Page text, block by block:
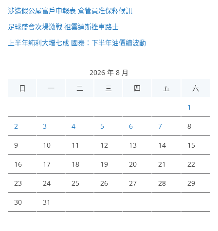
涉造假公屋富戶申報表 倉管員准保釋候訊
足球盛會次場激戰 祖雲達斯挫車路士
上半年純利大增七成 國泰：下半年油價續波動
2026 年 8 月
日
一 二 三 四 五 六
1
2 3 4 5 6 7 8
9 10 11 12 13 14 15
16 17 18 19 20 21 22
23 24 25 26 27 28 29
30 31